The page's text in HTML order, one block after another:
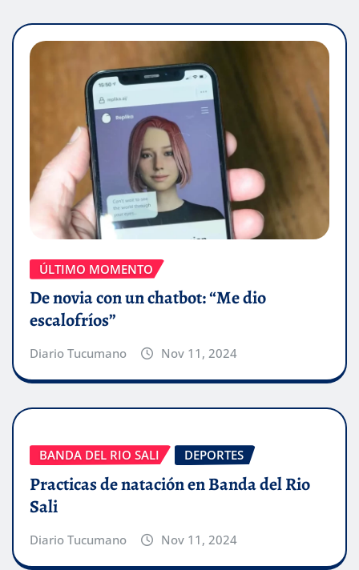
ÚLTIMO MOMENTO
De novia con un chatbot: “Me dio
escalofríos”
Diario Tucumano Nov 11, 2024
BANDA DEL RIO SALI DEPORTES
Practicas de natación en Banda del Rio
Sali
Diario Tucumano Nov 11, 2024